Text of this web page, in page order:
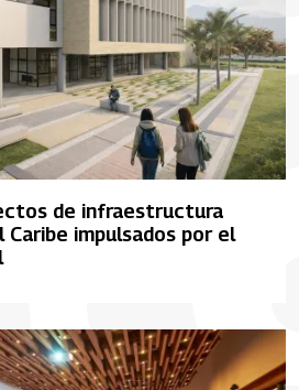
de infraestructura
impulsados por el